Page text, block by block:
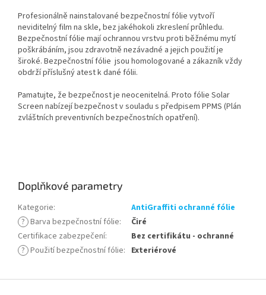
Profesionálně nainstalované bezpečnostní fólie vytvoří
neviditelný film na skle, bez jakéhokoli zkreslení průhledu.
Bezpečnostní fólie mají ochrannou vrstvu proti běžnému mytí
poškrábáním, jsou zdravotně nezávadné a jejich použití je
široké. Bezpečnostní fólie jsou homologované a zákazník vždy
obdrží příslušný atest k dané fólii.
Pamatujte, že bezpečnost je neocenitelná. Proto fólie Solar
Screen nabízejí bezpečnost v souladu s předpisem PPMS (Plán
zvláštních preventivních bezpečnostních opatření).
Doplňkové parametry
Kategorie:
AntiGraffiti ochranné fólie
? Barva bezpečnostní fólie:
Čiré
Certifikace zabezpečení:
Bez certifikátu - ochranné
? Použití bezpečnostní fólie: Exteriérové